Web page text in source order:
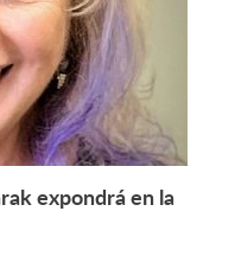
Leer más +
expondrá en la